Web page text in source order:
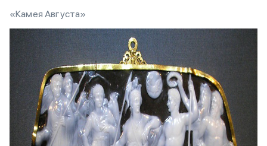
«Камея Августа»